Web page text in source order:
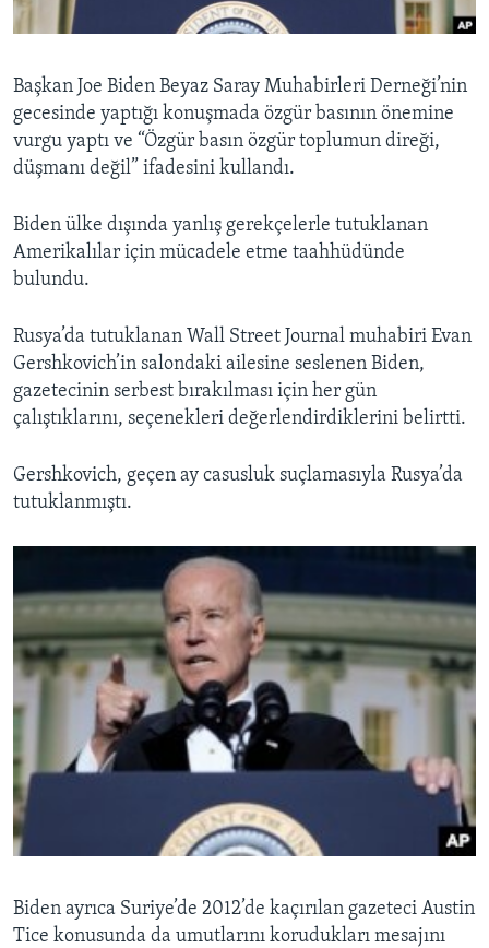
HAYATTAN
BIZI TAKIP EDIN
Diller
Başkan Joe Biden Beyaz Saray Muhabirleri Derneği’nin
gecesinde yaptığı konuşmada özgür basının önemine
vurgu yaptı ve “Özgür basın özgür toplumun direği,
düşmanı değil” ifadesini kullandı.
Biden ülke dışında yanlış gerekçelerle tutuklanan
Amerikalılar için mücadele etme taahhüdünde
bulundu.
Rusya’da tutuklanan Wall Street Journal muhabiri Evan
Gershkovich’in salondaki ailesine seslenen Biden,
gazetecinin serbest bırakılması için her gün
çalıştıklarını, seçenekleri değerlendirdiklerini belirtti.
Gershkovich, geçen ay casusluk suçlamasıyla Rusya’da
tutuklanmıştı.
Biden ayrıca Suriye’de 2012’de kaçırılan gazeteci Austin
Tice konusunda da umutlarını korudukları mesajını